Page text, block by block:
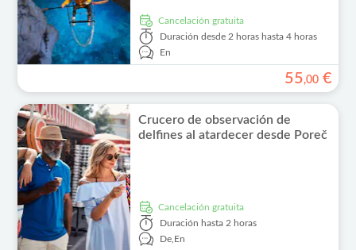
cancelación gratuita
Duración desde 2 horas hasta 4 horas
En
55,00 €
Crucero de observación de
delfines al atardecer desde Poreč
cancelación gratuita
Duración hasta 2 horas
De,En